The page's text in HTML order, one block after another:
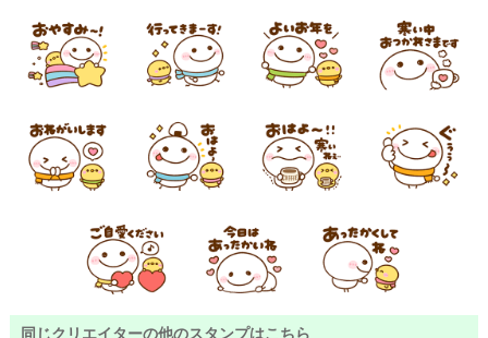
同じクリエイターの他のスタンプはこちら